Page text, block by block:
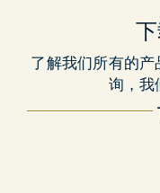
了解我们所有的
询，我